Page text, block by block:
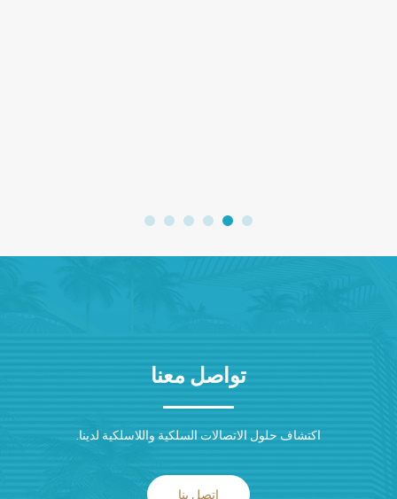
تواصل معنا
اكتشاف حلول الاتصالات السلكية واللاسلكية لدينا.
اتصل بنا